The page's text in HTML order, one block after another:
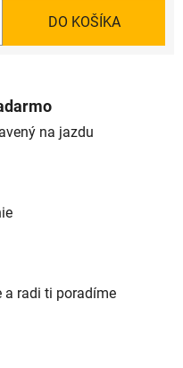
DO KOŠÍKA
na jazdu
a radi ti poradíme